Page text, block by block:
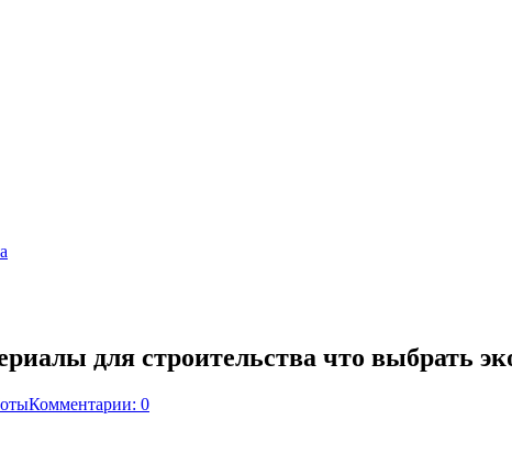
для строительства что выбрать
Комментарии: 0